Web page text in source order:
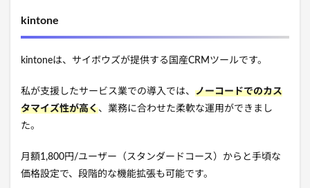
kintone
kintoneは、サイボウズが提供する国産CRMツールです。
私が支援したサービス業での導入では、 ノーコードでのカス
タマイズ性が高く、業務に合わせた柔軟な運用ができまし
た。
月額1,800円/ユーザー（スタンダードコース）からと手頃な
価格設定で、段階的な機能拡張も可能です。